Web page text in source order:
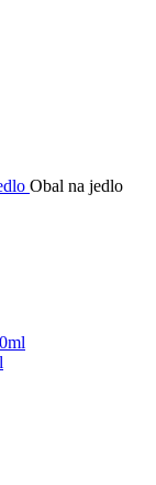
Obal na jedlo